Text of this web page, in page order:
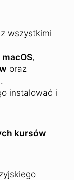
wszystkimi
macOS,
oraz
.
instalować i
kursów